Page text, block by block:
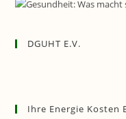
DGUHT E.V.
Ihre Energie Kosten